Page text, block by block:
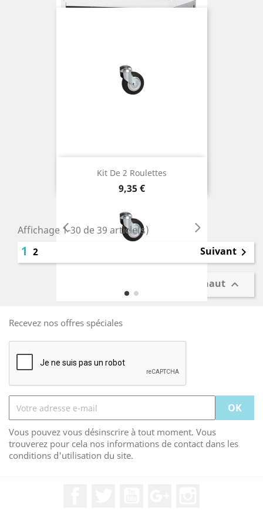
Kit De 2 Roulettes
Prix
9,35 €
Affichage 1-30 de 39 article(s)
1 2 Suivant 
Retour en haut 
Recevez nos offres spéciales
Vous pouvez vous désinscrire à tout moment. Vous
trouverez pour cela nos informations de contact dans les
conditions d'utilisation du site.